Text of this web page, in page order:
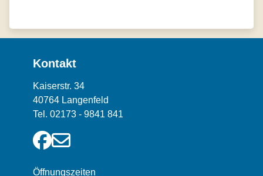
Kontakt
Kaiserstr. 34
40764 Langenfeld
Tel. 02173 - 9841 841
Öffnungszeiten